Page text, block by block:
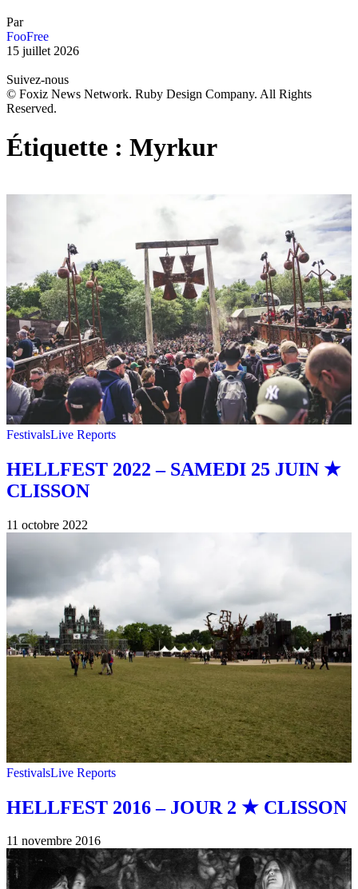
Par
FooFree
15 juillet 2026
Suivez-nous
© Foxiz News Network. Ruby Design Company. All Rights
Reserved.
Étiquette : Myrkur
FestivalsLive Reports
HELLFEST 2022 – SAMEDI 25 JUIN ★
CLISSON
11 octobre 2022
FestivalsLive Reports
HELLFEST 2016 – JOUR 2 ★ CLISSON
11 novembre 2016